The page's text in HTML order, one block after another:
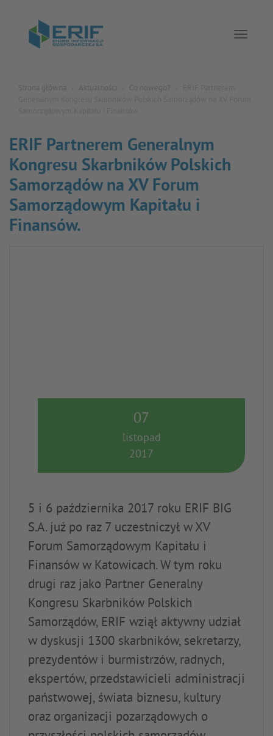
Strona główna Aktualności Co nowego?
ERIF Partnerem Generalnym
Kongresu Skarbników Polskich
Samorządów na XV Forum
Samorządowym Kapitału i
Finansów.
07
listopad
2017
5 i 6 października 2017 roku ERIF BIG
S.A. już po raz 7 uczestniczył w XV
Forum Samorządowym Kapitału i
Finansów w Katowicach. W tym roku
drugi raz jako Partner Generalny
Kongresu Skarbników Polskich
Samorządów, ERIF wziął aktywny udział
w dyskusji 1300 skarbników, sekretarzy,
prezydentów i burmistrzów, radnych,
ekspertów, przedstawicieli administracji
państwowej, świata biznesu, kultury
oraz organizacji pozarządowych o